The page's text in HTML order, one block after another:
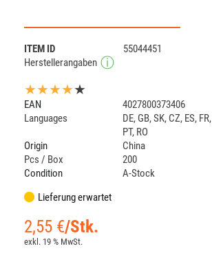
ITEM ID
55044451
Herstellerangaben
★★★★★
EAN
4027800373406
Languages
DE, GB,SK, CZ, ES, FR,
PT, RO
Origin
China
Pcs / Box
200
Condition
A-Stock
Lieferung erwartet
2,55 €/Stk.
exkl. 19 % MwSt.